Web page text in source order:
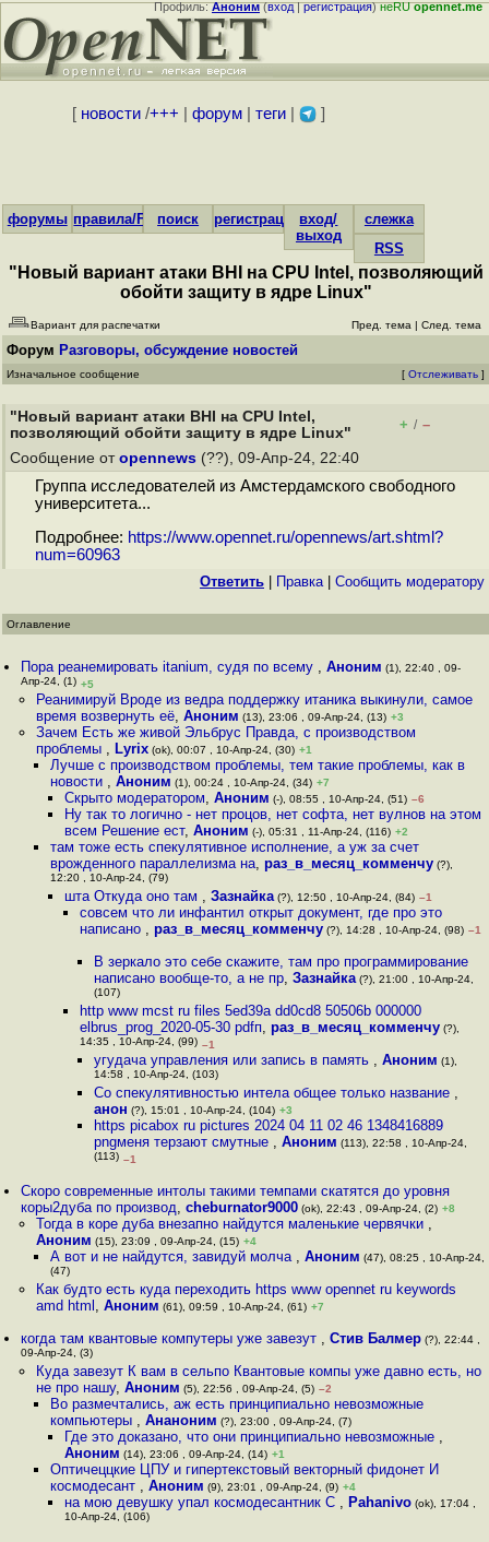
Профиль:Аноним(вход|регистрация)неRUopennet.me
[ новости/+++ форум| теги| ]
форумы правила/FAQпоиск регистрациявход/
выход
слежка
RSS
"Новый вариант атаки BHI на CPU Intel, позволяющий
обойти защиту в ядре Linux"
Вариант для распечатки Пред. тема | След. тема
Форум Разговоры, обсуждение новостей
Изначальное сообщение [ Отслеживать ]
"Новый вариант атаки BHI на CPU Intel,
позволяющий обойти защиту в ядре Linux"
+ / –
Сообщение от opennews (??), 09-Апр-24, 22:40
Группа исследователей из Амстердамского свободного
университета...
Подробнее: https://www.opennet.ru/opennews/art.shtml?
num=60963
Ответить Правка| Cообщить модератору
Оглавление
Пора реанемировать itanium, судя по всему ,Аноним (1), 22:40 , 09-
Апр-24, (1) +5
Реанимируй Вроде из ведра поддержку итаника выкинули, самое
время возвернуть её, Аноним (13), 23:06 , 09-Апр-24, (13) +3
Зачем Есть же живой Эльбрус Правда, с производством
проблемы , Lyrix(ok), 00:07 , 10-Апр-24, (30) +1
Лучше с производством проблемы, тем такие проблемы, как в
новости , Аноним (1), 00:24 , 10-Апр-24, (34) +7
Скрыто модератором,Аноним (-), 08:55 , 10-Апр-24, (51) –6
Ну так то логично - нет процов, нет софта, нет вулнов на этом
всем Решение ест,Аноним (-), 05:31 , 11-Апр-24, (116) +2
там тоже есть спекулятивное исполнение, а уж за счет
врожденного параллелизма на, раз_в_месяц_комменчу(?),
12:20 , 10-Апр-24, (79)
шта Откуда оно там ,Зазнайка (?), 12:50 , 10-Апр-24, (84) –1
совсем что ли инфантил открыт документ, где про это
написано , раз_в_месяц_комменчу(?), 14:28 , 10-Апр-24, (98) –1
В зеркало это себе скажите, там про программирование
написано вообще-то, а не пр, Зазнайка(?), 21:00 , 10-Апр-24,
(107)
http www mcst ru files 5ed39a dd0cd8 50506b 000000
elbrus_prog_2020-05-30 pdfп, раз_в_месяц_комменчу(?),
14:35 , 10-Апр-24, (99) –1
угудача управления или запись в память , Аноним (1),
14:58 , 10-Апр-24, (103)
Со спекулятивностью интела общее только название ,
анон (?), 15:01 , 10-Апр-24, (104) +3
https picabox ru pictures 2024 04 11 02 46 1348416889
pngменя терзают смутные , Аноним (113), 22:58 , 10-Апр-24,
(113) –1
Скоро современные интолы такими темпами скатятся до уровня
коры2дуба по производ,cheburnator9000 (ok), 22:43 , 09-Апр-24, (2) +8
Тогда в коре дуба внезапно найдутся маленькие червячки ,
Аноним (15), 23:09 , 09-Апр-24, (15) +4
А вот и не найдутся, завидуй молча , Аноним (47), 08:25 , 10-Апр-24,
(47)
Как будто есть куда переходить https www opennet ru keywords
amd html , Аноним (61), 09:59 , 10-Апр-24, (61) +7
когда там квантовые компутеры уже завезут ,Стив Балмер (?), 22:44 ,
09-Апр-24, (3)
Куда завезут К вам в сельпо Квантовые компы уже давно есть, но
не про нашу, Аноним (5), 22:56 , 09-Апр-24, (5) –2
Во размечтались, аж есть принципиально невозможные
компьютеры , Ананоним (?), 23:00 , 09-Апр-24, (7)
Где это доказано, что они принципиально невозможные ,
Аноним (14), 23:06 , 09-Апр-24, (14) +1
Оптичеццкие ЦПУ и гипертекстовый векторный фидонет И
космодесант , Аноним (9), 23:01 , 09-Апр-24, (9) +4
на мою девушку упал космодесантник С , Pahanivo (ok), 17:04 ,
10-Апр-24, (106)